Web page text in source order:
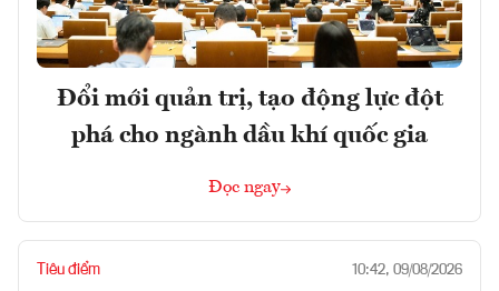
Đổi mới quản trị, tạo động lực đột
phá cho ngành dầu khí quốc gia
Đọc ngay
Tiêu điểm 10:42, 09/08/2026